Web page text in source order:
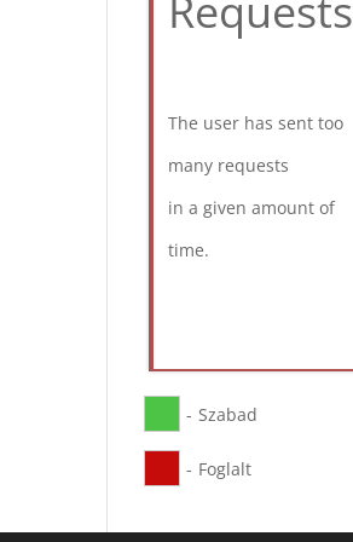
The user has sent too
many requests
in a given amount of
time.
- Szabad
- Foglalt